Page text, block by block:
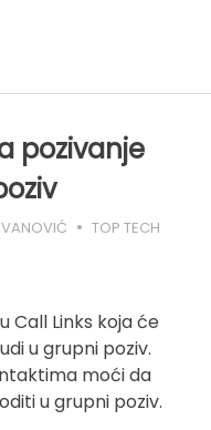
pozivanje
TOP TECH
Call Links koja će
u grupni poziv.
moći da
u grupni poziv.